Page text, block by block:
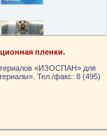
пленки.
«ИЗОСПАН» для
Тел./факс: 8 (495)